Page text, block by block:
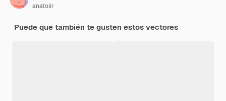
anatolir
Puede que también te gusten estos vectores